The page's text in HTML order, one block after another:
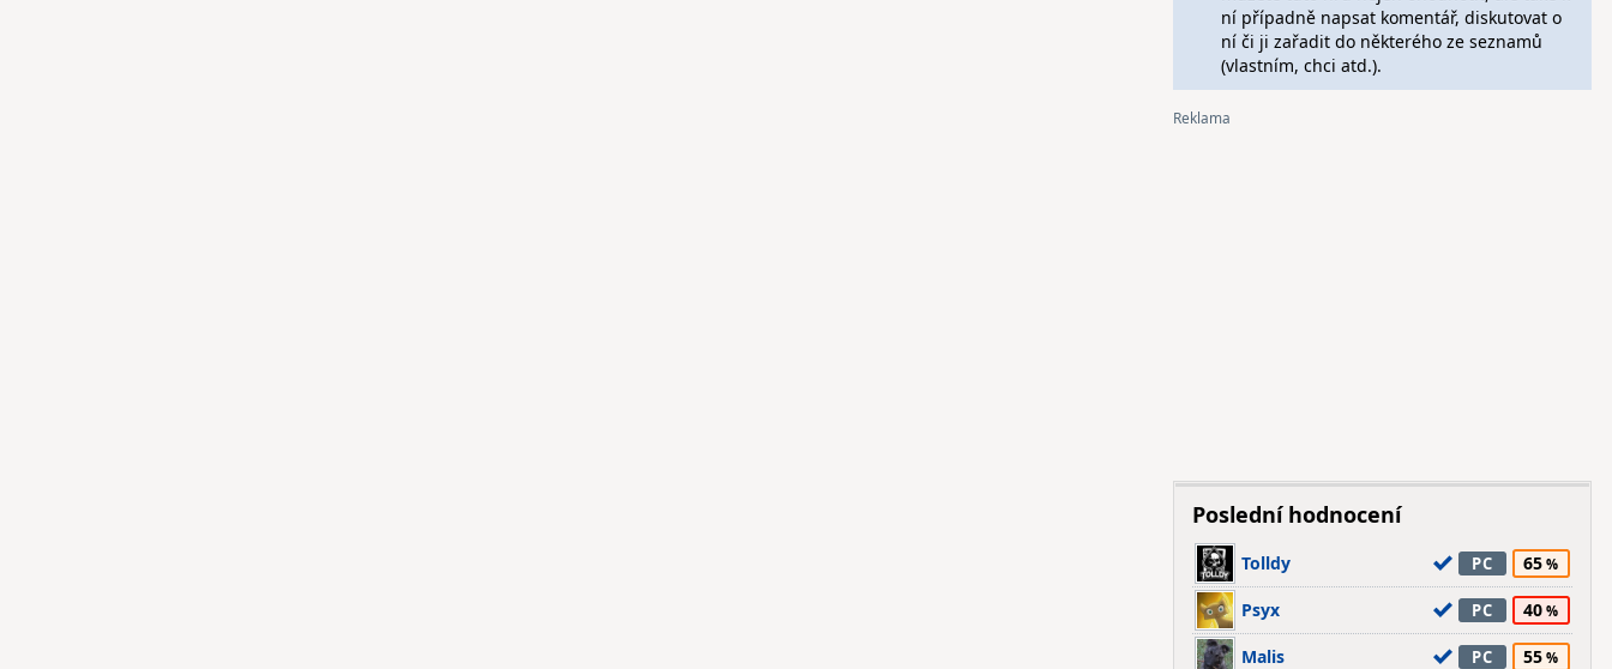
ní případně napsat komentář, diskutovat o
ní či ji zařadit do některého ze seznamů
(vlastním, chci atd.).
Poslední hodnocení
Tolldy PC 65
Psyx PC 40
Malis PC 55